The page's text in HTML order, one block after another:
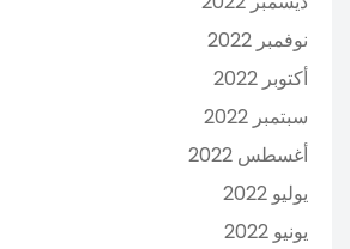
نوفمبر 2022
أكتوبر 2022
سبتمبر 2022
أغسطس 2022
يوليو 2022
يونيو 2022